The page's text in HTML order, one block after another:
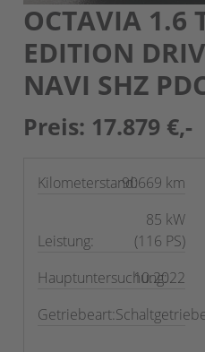
OCTAVIA 1.6
EDITION
NAVI SHZ
Preis: 17.879 €,-
Kilometerstand:90669 km
Leistung:
85 kW
(116 PS)
Hauptuntersuchung:
10.2022
Getriebeart: